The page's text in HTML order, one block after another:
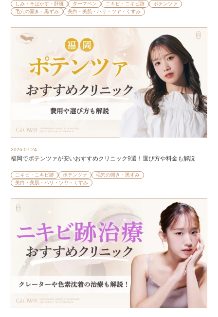
しみ・そばかす・肝斑 ダーマペン ニキビ・ニキビ跡
ポテンツァ
毛穴の開き・黒ずみ
美白・美肌・ハリ・ツヤ・くすみ
2026.07.24
福岡でポテンツァが安いおすすめクリニック9選！選び方や料金も解説
ニキビ・ニキビ跡 ポテンツァ
毛穴の開き・黒ずみ
美白・美肌・ハリ・ツヤ・くすみ